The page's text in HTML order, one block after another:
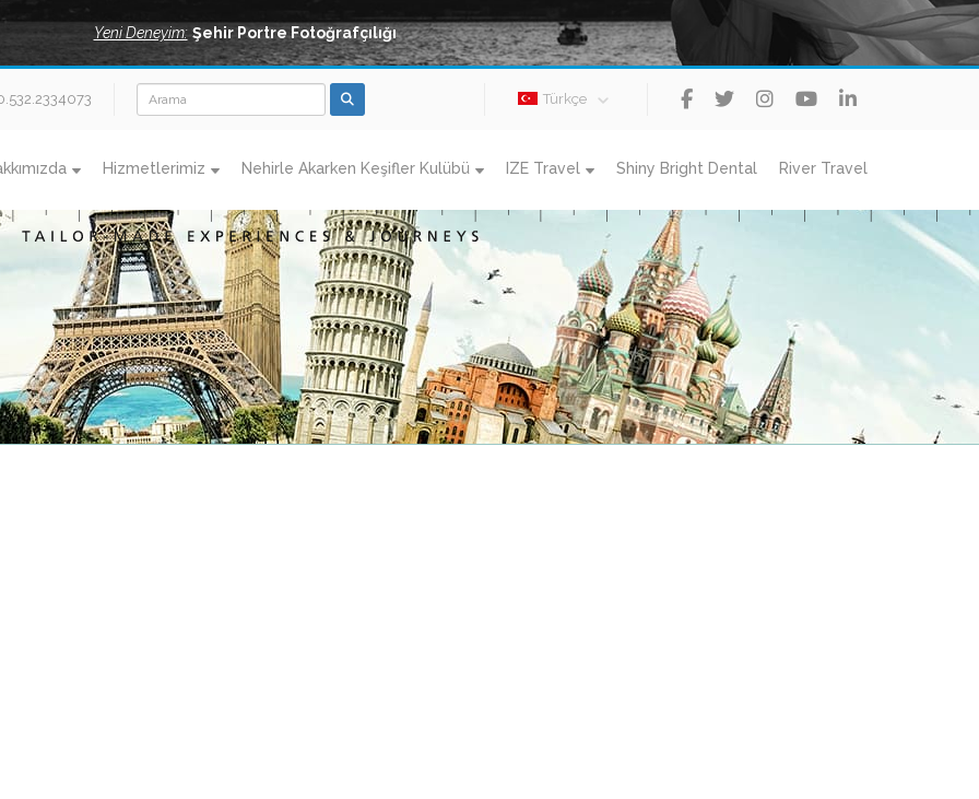
Yeni Deneyim: Şehir Portre Fotoğrafçılığı
Türkçe
Hizmetlerimiz Nehirle Akarken Keşifler Kulübü IZE Travel Shiny Bright Dental River Travel